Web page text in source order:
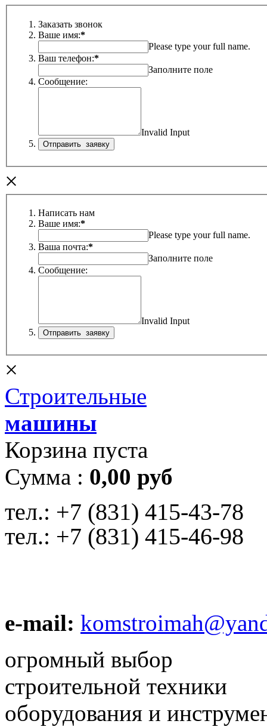
Заказать звонок
Ваше имя:*
Please type your full name.
Ваш телефон:*
Заполните поле
Сообщение:
Invalid Input
×
Написать нам
Ваше имя:*
Please type your full name.
Ваша почта:*
Заполните поле
Сообщение:
Invalid Input
×
Строительные
машины
Корзина пуста
Сумма : 0,00 руб
тел.: +7 (831) 415-43-78
тел.: +7 (831) 415-46-98
e-mail:
огромный выбор
строительной техники
оборудования и